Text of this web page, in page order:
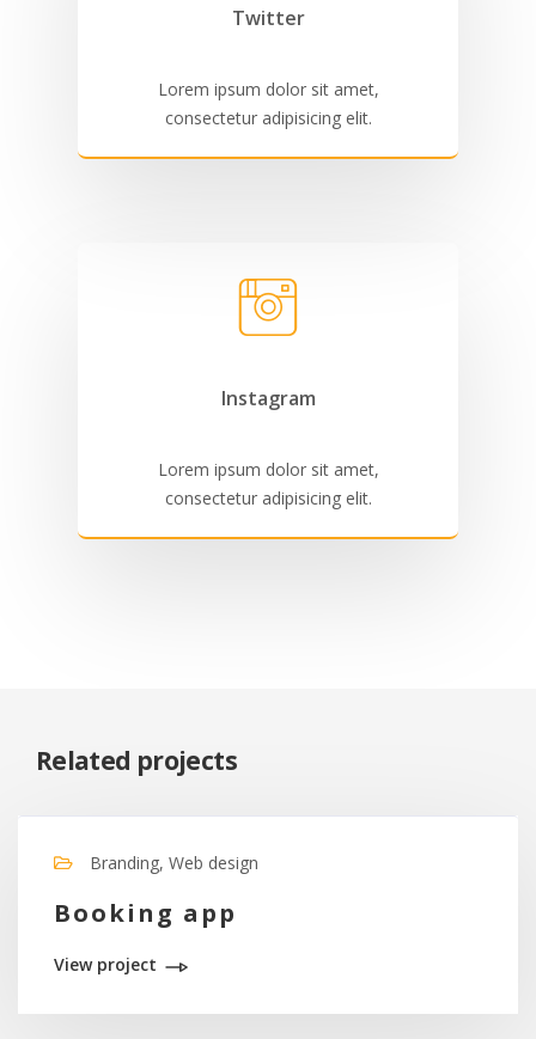
Twitter
Lorem ipsum dolor sit amet,
consectetur adipisicing elit.
Instagram
Lorem ipsum dolor sit amet,
consectetur adipisicing elit.
Related projects
Branding, Web design
Booking app
View project